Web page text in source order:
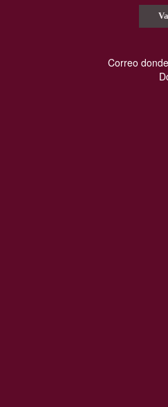
Correo